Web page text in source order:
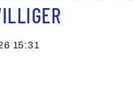
15:31